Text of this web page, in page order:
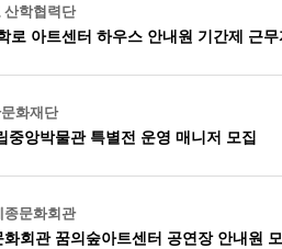
산학협력단
로 아트센터 하우스 안내원 기간제 근
화재단
중앙박물관 특별전 운영 매니저 모집
종문화회관
회관 꿈의숲아트센터 공연장 안내원